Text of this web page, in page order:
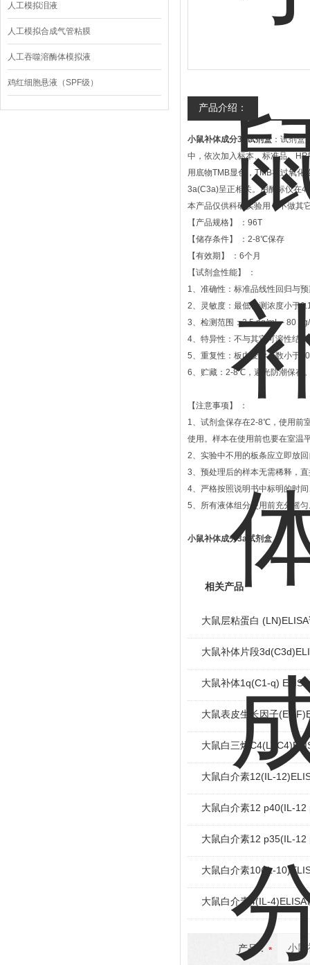
人工模拟泪液
人工模拟合成气管粘膜
人工吞噬溶酶体模拟液
鸡红细胞悬液（SPF级）
产品介绍：
小鼠补体成分3a试剂盒 ：试剂
中，依次加入标本、标准品、
用底物TMB显色，TMB在过氧
3a(C3a)呈正相关。用酶标仪在
本产品仅供科研实验用，不做其
【产品规格】 ：96T
【储存条件】 ：2-8℃保存
【有效期】 ：6个月
【试剂盒性能】 ：
1、准确性：标准品线性回归与
2、灵敏度：最低检测浓度小于
3、检测范围：2.5
4、特异性：不与其它可溶性结
5、重复性：板内变异系数小于
6、贮藏：2-8℃，避光防潮保存
【注意事项】 ：
1、试剂盒保存在2-8℃，使用前
使用。样本在使用前也要在室温
2、实验中不用的板条应立即放
3、预处理后的样本无需稀释，
4、严格按照说明书中标明的时
5、所有液体组分使用前充分摇
小鼠补体成分3a试剂盒
相关产品
大鼠层粘蛋白
大鼠补体片段
大鼠补体1q(C1-q)
大鼠表皮生长因子
大鼠白三烯
大鼠白介素12(IL-
大鼠白介素12 p40(IL-12
大鼠白介素12 p35(IL-12
大鼠白介素10(IL-
大鼠白介素4(IL-4)ELISA
产品：